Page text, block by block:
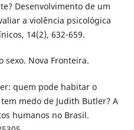
Desenvolvimento de um
a violência psicológica
14(2), 632-659.
sexo. Nova Fronteira.
quem pode habitar o
medo de Judith Butler? A
humanos no Brasil.